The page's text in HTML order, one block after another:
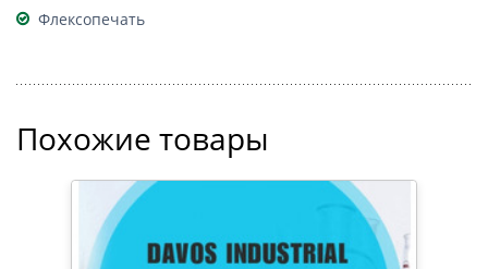
Флексопечать
Похожие товары